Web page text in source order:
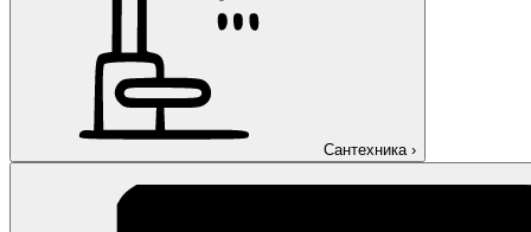
Сантехника ›